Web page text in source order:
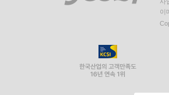
이